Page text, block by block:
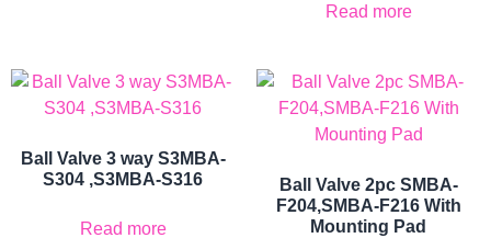
Read more
Ball Valve 3 way S3MBA-
S304 ,S3MBA-S316
Read more
Ball Valve 2pc SMBA-
F204,SMBA-F216 With
Mounting Pad